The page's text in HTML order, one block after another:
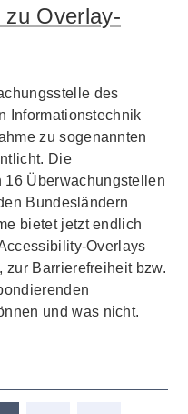
zu Overlay-
des
Informationstechnik
zu sogenannten
Die
16 Überwachungstellen
Bundesländern
bietet jetzt endlich
Overlays
zur Barrierefreiheit bzw.
und was nicht.